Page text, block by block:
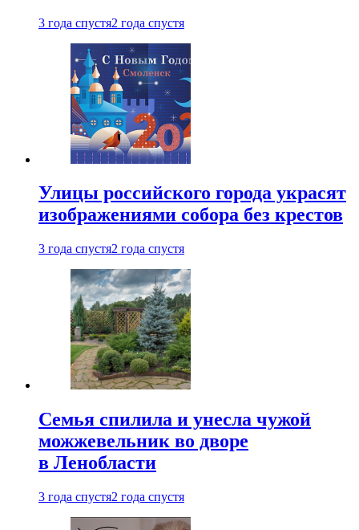
3 года спустя2 года спустя
Улицы российского города украсят
изображениями собора без крестов
3 года спустя2 года спустя
Семья спилила и унесла чужой
можжевельник во дворе
в Ленобласти
3 года спустя2 года спустя